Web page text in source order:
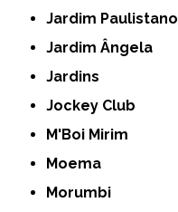
Jardim Paulistano
Jardim Ângela
Jardins
Jockey Club
M'Boi Mirim
Moema
Morumbi